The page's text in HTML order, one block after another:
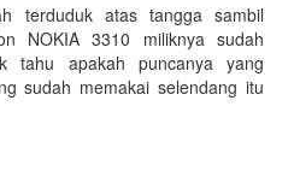
terduduk atas tangga sambil
NOKIA 3310 miliknya sudah
apakah puncanya yang
sudah memakai selendang itu